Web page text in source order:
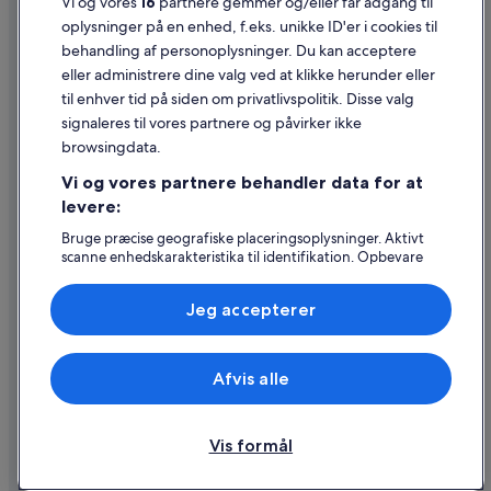
Retningslinjer for indhold og indberetning af indhold
Hjælp
Kontakt os
Ændr eller afbestil din reservation
Forløb og behandlingstider for refusion
Book en flyrejse med et tilgodehavende fra et flyselskab
Internationale rejsedokumenter
Expedia, Inc. er ikke ansvarlig for indhold fra eksterne hjemmesider.
© 2026 Expedia, Inc. – en del af Expedia Group. Alle rettigheder
forbeholdes. Expedia og Expedias logo er varemærker eller registrerede
oplysninger på en enhed, f.eks. unikke ID'er i cookies til
behandling af personoplysninger. Du kan acceptere
eller administrere dine valg ved at klikke herunder eller
til enhver tid på siden om privatlivspolitik. Disse valg
signaleres til vores partnere og påvirker ikke
browsingdata.
Vi og vores partnere behandler data for at
levere:
Bruge præcise geografiske placeringsoplysninger. Aktivt
scanne enhedskarakteristika til identifikation. Opbevare
annoncering og indhold, annoncerings- og
indholdsmåling, målgruppeundersøgelser og udvikling af
tjenester.
Liste over partnere (leverandører)
Vis formål
Afvis alle
Jeg accepterer